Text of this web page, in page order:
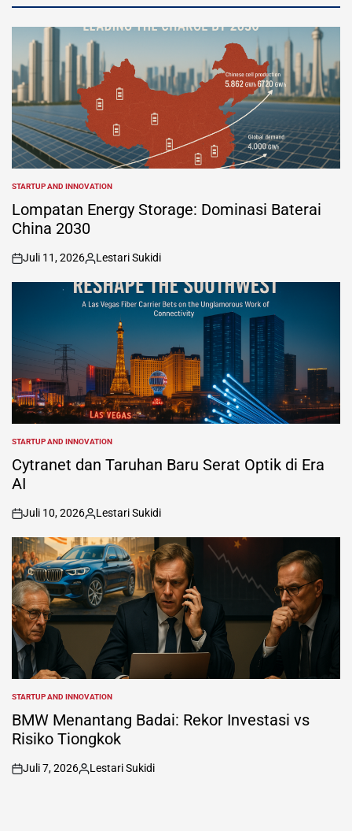
POSTED
IN
STARTUP AND INNOVATION
Lompatan Energy Storage: Dominasi Baterai
China 2030
on
Juli 11, 2026
Posted
by
Lestari Sukidi
POSTED
IN
STARTUP AND INNOVATION
Cytranet dan Taruhan Baru Serat Optik di Era
AI
on
Juli 10, 2026
Posted
by
Lestari Sukidi
POSTED
IN
STARTUP AND INNOVATION
BMW Menantang Badai: Rekor Investasi vs
Risiko Tiongkok
on
Juli 7, 2026
Posted
Lestari Sukidi